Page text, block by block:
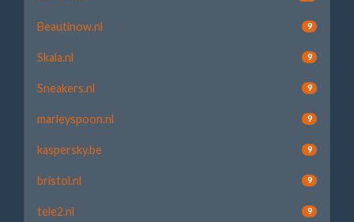
Beautinow.nl 9
Skala.nl 9
Sneakers.nl 9
marleyspoon.nl 9
kaspersky.be 9
bristol.nl 9
tele2.nl 9